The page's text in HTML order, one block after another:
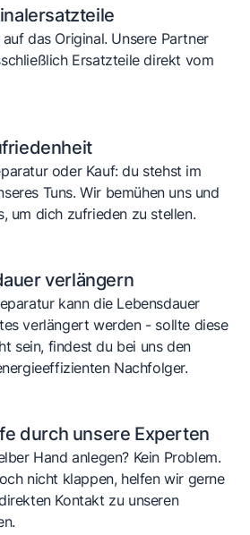
das Original. Unsere Partner
Ersatzteile direkt vom
oder Kauf: du stehst im
Tuns. Wir bemühen uns und
um dich zufrieden zu stellen.
verlängern
kann die Lebensdauer
verlängert werden - sollte diese
sein, findest du bei uns den
Nachfolger.
durch unsere Experten
Hand anlegen? Kein Problem.
nicht klappen, helfen wir gerne
Kontakt zu unseren